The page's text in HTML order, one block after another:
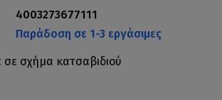
4003273677111
Παράδοση σε 1-3 εργάσιμες
σχήμα κατσαβιδιού